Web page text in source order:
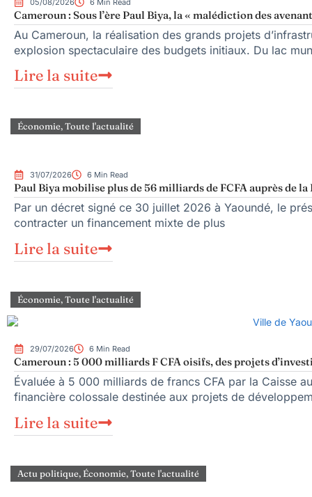
05/08/2026 6 Min Read
Cameroun : Sous l’ère Paul Biya, la « malédiction des
Au Cameroun, la réalisation des grands projets
explosion spectaculaire des budgets initiaux. Du lac
Lire la suite
Économie,Toute l'actualité
31/07/2026 6 Min Read
Paul Biya mobilise plus de 56 milliards de FCFA auprès de
Par un décret signé ce 30 juillet 2026 à Yaoundé, le
contracter un financement mixte de plus
Lire la suite
Économie,Toute l'actualité
29/07/2026 6 Min Read
Cameroun : 5 000 milliards F CFA oisifs, des projets
Évaluée à 5 000 milliards de francs CFA par la Caisse
financière colossale destinée aux projets de
Lire la suite
Actu politique, Économie,Toute l'actualité